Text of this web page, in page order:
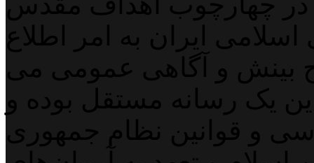
ایران به امر اطلاع
بینش و آگاهی عمومی می
یک رسانه مستقل بوده و
و قوانین نظام جمهوری